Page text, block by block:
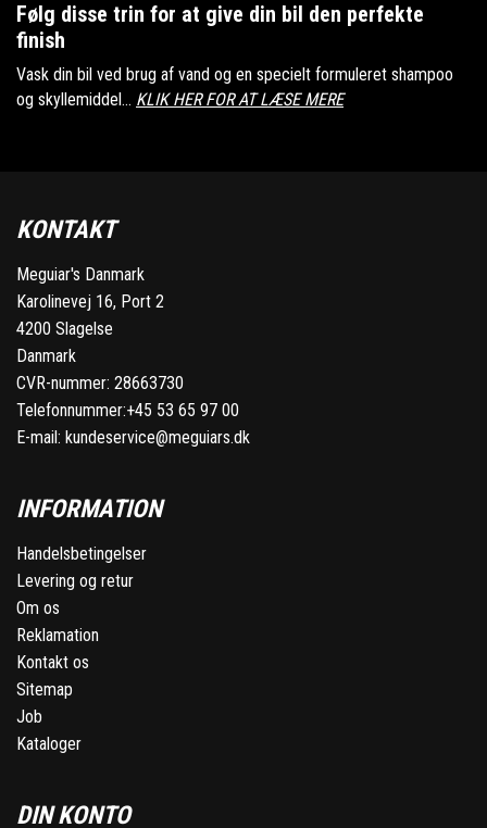
Følg disse trin for at give din bil den perfekte
finish
Vask din bil ved brug af vand og en specielt formuleret shampoo
og skyllemiddel... KLIK HER FOR AT LÆSE MERE
KONTAKT
Meguiar's Danmark
Karolinevej 16, Port 2
4200 Slagelse
Danmark
CVR-nummer: 28663730
Telefonnummer:+45 53 65 97 00
E-mail: kundeservice@meguiars.dk
INFORMATION
Handelsbetingelser
Levering og retur
Om os
Reklamation
Kontakt os
Sitemap
Job
Kataloger
DIN KONTO